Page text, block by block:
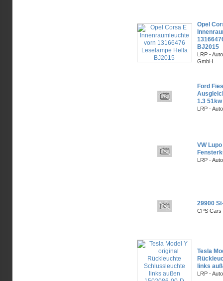
Opel
BJ2015
LRP -
GmbH
Ford
1.3
LRP -
VW
LRP -
29900
CPS Cars
Tesla
links
LRP -